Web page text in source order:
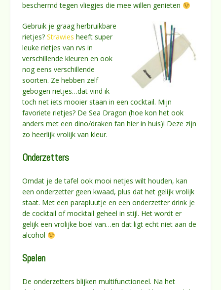
beschermd tegen vliegjes die mee willen genieten
Gebruik je graag herbruikbare
rietjes? Strawies heeft super
leuke rietjes van rvs in
verschillende kleuren en ook
nog eens verschillende
soorten. Ze hebben zelf
gebogen rietjes…dat vind ik
toch net iets mooier staan in een cocktail. Mijn
favoriete rietjes? De Sea Dragon (hoe kon het ook
anders met een dino/draken fan hier in huis)! Deze zijn
zo heerlijk vrolijk van kleur.
Onderzetters
Omdat je de tafel ook mooi netjes wilt houden, kan
een onderzetter geen kwaad, plus dat het gelijk vrolijk
staat. Met een parapluutje en een onderzetter drink je
de cocktail of mocktail geheel in stijl. Het wordt er
gelijk een vrolijke boel van…en dat ligt echt niet aan de
alcohol
Spelen
De onderzetters blijken multifunctioneel. Na het